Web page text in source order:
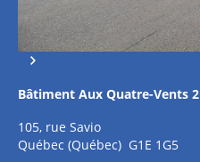
Bâtiment Aux Quatre-Vents 2
105, rue Savio
Québec (Québec) G1E 1G5